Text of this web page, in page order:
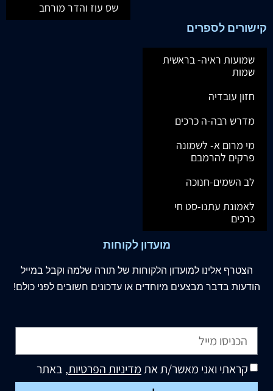
שס עוז והדר מורחב
קישורים לספרים
שמועות ראיה- בראשית
שמות
חזון עובדיה
מדרש רבה-ה כרכים
מי מרום א- לשמונה
פרקים להרמבם
לב השמים-חנוכה
לאמונת עתנו-סט חי
כרכים
מועדון לקוחות
הצטרף אלינו למועדון הלקוחות של תורה שלמה וקבל במייל
הודעות בדבר מבצעים מיוחדים או עדכונים חשובים לפני כולם!
קראתי ואני מאשר/ת אתמדיניות הפרטיות, באתר